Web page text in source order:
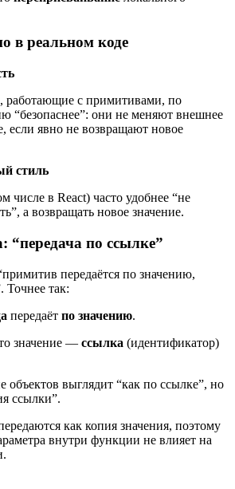
в реальном коде
с примитивами, по
“безопаснее”: они не меняют внешнее
если явно не возвращают новое
стиль
числе в React) часто удобнее “не
а возвращать новое значение.
“передача по ссылке”
передаётся по значению,
Точнее так:
передаёт по значению.
значение — ссылка (идентификатор)
объектов выглядит “как по ссылке”, но
ссылки”.
как копия значения, поэтому
внутри функции не влияет на